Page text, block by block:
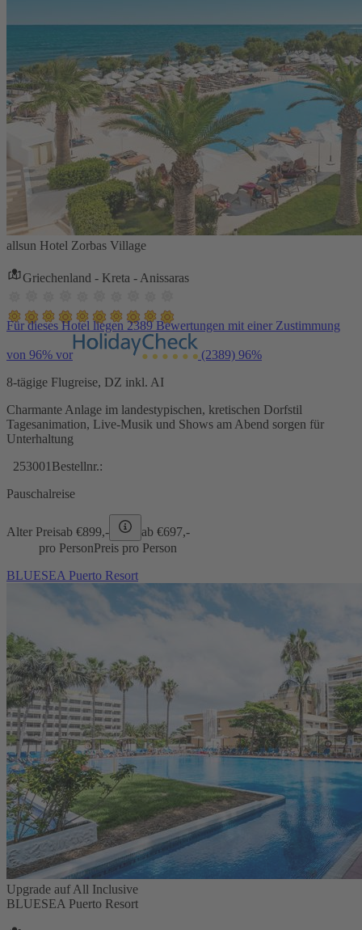
allsun Hotel Zorbas Village
Griechenland - Kreta - Anissaras
Für dieses Hotel liegen 2389 Bewertungen mit einer Zustimmung
von 96% vor (2389) 96%
8-tägige Flugreise, DZ inkl. AI
Charmante Anlage im landestypischen, kretischen Dorfstil
Tagesanimation, Live-Musik und Shows am Abend sorgen für
Unterhaltung
253001 Bestellnr.:
Pauschalreise
Alter Preisab €899,- ab €697,-
pro PersonPreis pro Person
BLUESEA Puerto Resort
Upgrade auf All Inclusive
BLUESEA Puerto Resort